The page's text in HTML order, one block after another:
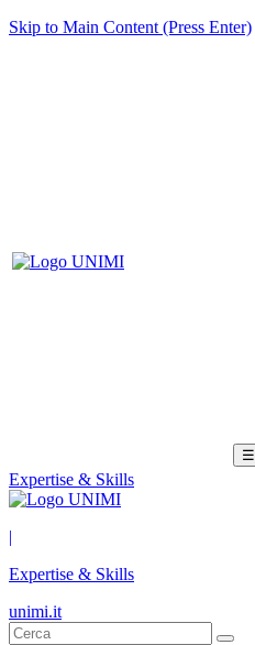
Skip to Main Content (Press Enter)
☰
Expertise & Skills
|
Expertise & Skills
unimi.it